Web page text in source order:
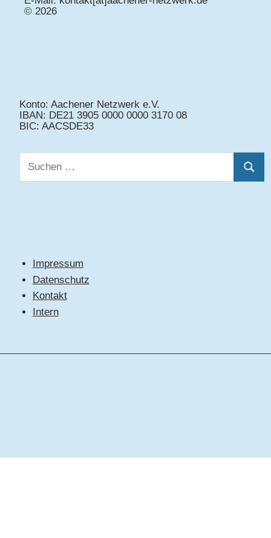
© 2026
Konto: Aachener Netzwerk e.V.
IBAN: DE21 3905 0000 0000 3170 08
BIC: AACSDE33
Suchen
nach:
Impressum
Datenschutz
Kontakt
Intern